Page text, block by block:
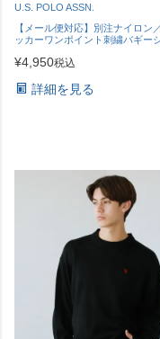
U.S. POLO ASSN.
【メール便対応】別注ナイロン
ッカーワンポイント刺繍バギー
¥4,950税込
詳細を見る